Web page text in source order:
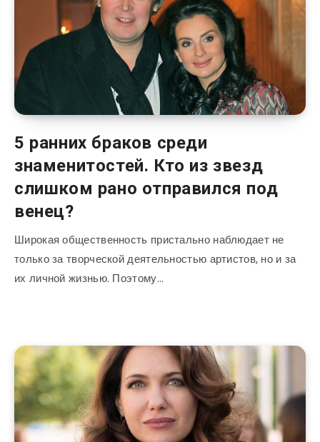
5 ранних браков среди
знаменитостей. Кто из звезд
слишком рано отправился под
венец?
Широкая общественность пристально наблюдает не
только за творческой деятельностью артистов, но и за
их личной жизнью. Поэтому…